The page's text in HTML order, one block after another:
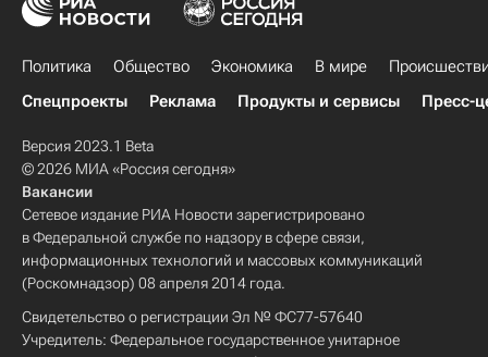
Политика Общество Экономика В мире
Спецпроекты
Реклама Продукты и сервисы Пресс-
Версия 2023.1 Beta
© 2026 МИА «Россия сегодня»
Вакансии
Сетевое издание РИА Новости зарегистрировано
в Федеральной службе по надзору в сфере связи,
информационных технологий и массовых коммуникаций
(Роскомнадзор) 08 апреля 2014 года.
Свидетельство о регистрации Эл № ФС77-57640
Учредитель: Федеральное государственное унитарное